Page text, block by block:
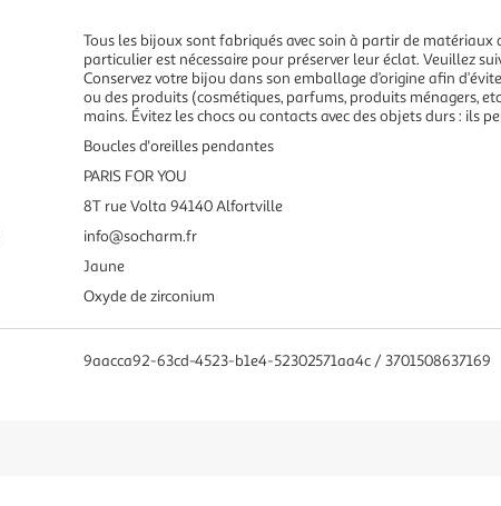
Tous les bijoux sont fabriqués avec soin à partir de matériaux
particulier est nécessaire pour préserver leur éclat. Veuillez
Conservez votre bijou dans son emballage d’origine afin
ou des produits (cosmétiques, parfums, produits ménagers,
mains. Évitez les chocs ou contacts avec des objets durs : ils
Boucles d'oreilles pendantes
PARIS FOR YOU
8T rue Volta 94140 Alfortville
info@socharm.fr
Jaune
Oxyde de zirconium
9aacca92-63cd-4523-b1e4-52302571aa4c / 3701508637169